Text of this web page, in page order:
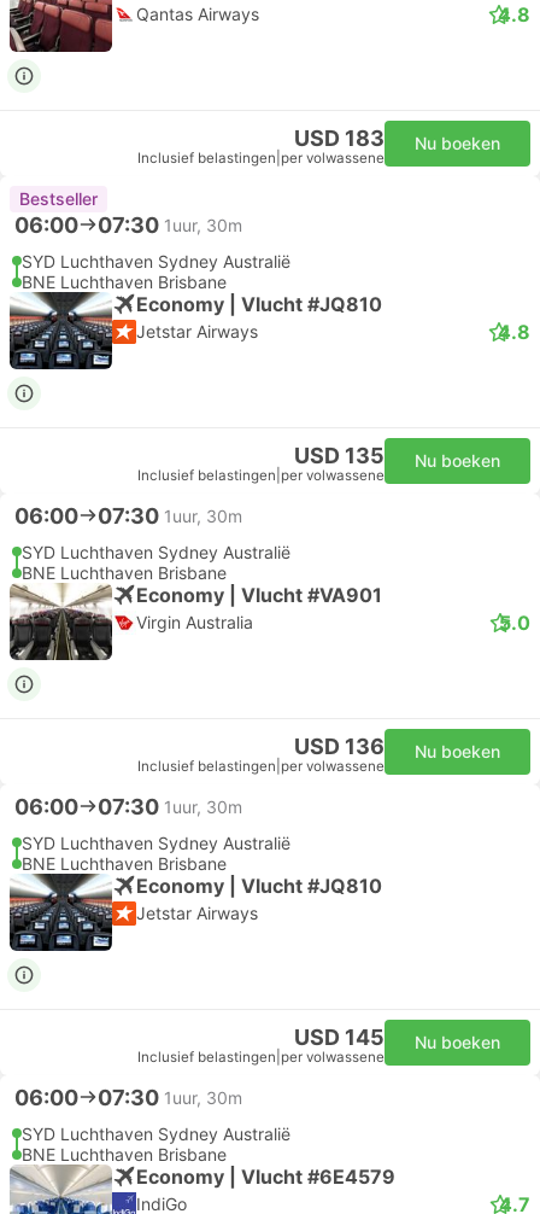
Qantas Airways 4.8
USD 183
Inclusief belastingen per volwassene
Nu boeken
Bestseller
06:00 07:30 1uur, 30m
SYD Luchthaven Sydney Australië
BNE Luchthaven Brisbane
Economy | Vlucht #JQ810
Jetstar Airways 4.8
USD 135
Inclusief belastingen per volwassene
Nu boeken
06:00 07:30 1uur, 30m
SYD Luchthaven Sydney Australië
BNE Luchthaven Brisbane
Economy | Vlucht #VA901
Virgin Australia 5.0
USD 136
Inclusief belastingen per volwassene
Nu boeken
06:00 07:30 1uur, 30m
SYD Luchthaven Sydney Australië
BNE Luchthaven Brisbane
Economy | Vlucht #JQ810
Jetstar Airways
USD 145
Inclusief belastingen per volwassene
Nu boeken
06:00 07:30 1uur, 30m
SYD Luchthaven Sydney Australië
BNE Luchthaven Brisbane
Economy | Vlucht #6E4579
IndiGo 4.7